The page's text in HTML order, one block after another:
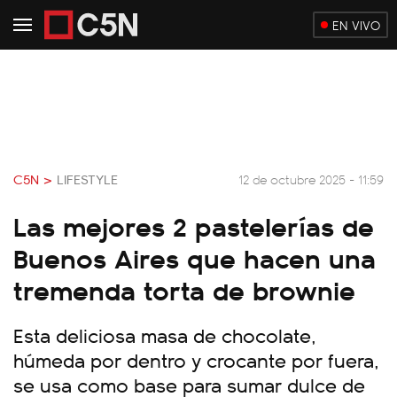
EN VIVO
C5N > LIFESTYLE 12 de octubre 2025 - 11:59
Las mejores 2 pastelerías de
Buenos Aires que hacen una
tremenda torta de brownie
Esta deliciosa masa de chocolate,
húmeda por dentro y crocante por fuera,
se usa como base para sumar dulce de